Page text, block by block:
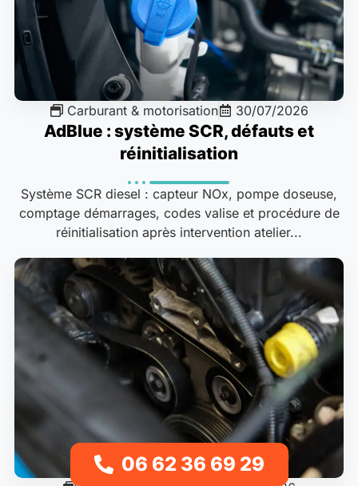
Carburant & motorisation 30/07/2026
AdBlue : système SCR, défauts et
réinitialisation
Système SCR diesel : capteur NOx, pompe doseuse,
comptage démarrages, codes valise et procédure de
réinitialisation après intervention atelier...
06 62 36 69 29